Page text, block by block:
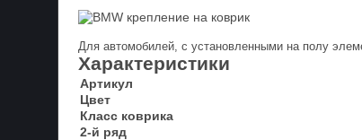
Для автомобилей, с установленными на полу
Характеристики
Артикул
Цвет
Класс коврика
2-й ряд